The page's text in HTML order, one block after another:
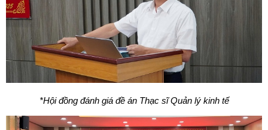
*Hội đồng đánh giá đề án Thạc sĩQuản lý kinh tế